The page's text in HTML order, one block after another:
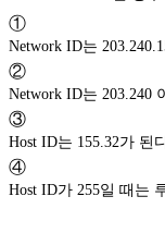
①
Network ID는
②
Network ID는 203.240
③
Host ID는 155.32가 된
④
Host ID가 255일 때는